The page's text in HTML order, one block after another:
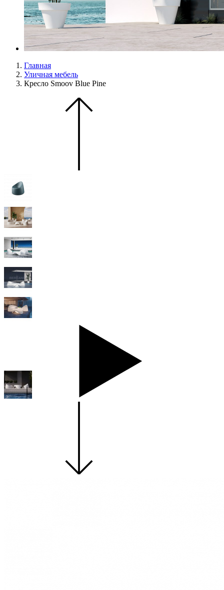
Главная
Уличная мебель
Кресло Smoov Blue Pine